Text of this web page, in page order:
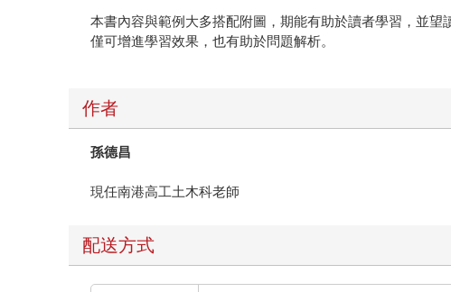
本書內容與範例大多搭配附圖，期能有助於讀者學習，並
僅可增進學習效果，也有助於問題解析。
作者
孫德昌
現任南港高工土木科老師
配送方式